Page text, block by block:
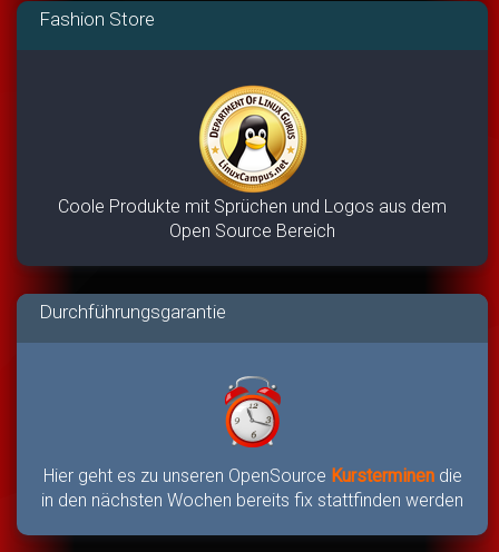
Fashion Store
Coole Produkte mit Sprüchen und Logos aus dem
Open Source Bereich
Durchführungsgarantie
Hier geht es zu unseren OpenSource Kursterminen die
in den nächsten Wochen bereits fix stattfinden werden